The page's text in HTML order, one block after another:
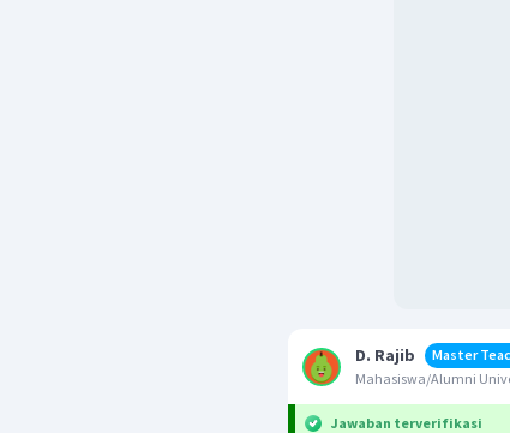
D. Rajib
Master
Mahasiswa/Alumni
Jawaban terverifikasi